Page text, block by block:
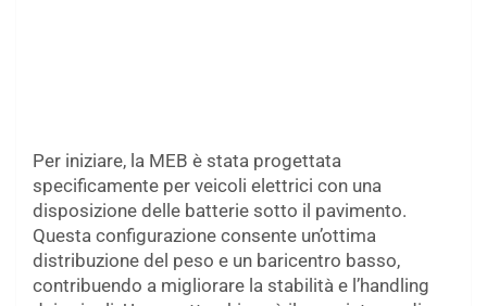
Per iniziare, la MEB è stata progettata
specificamente per veicoli elettrici con una
disposizione delle batterie sotto il pavimento.
Questa configurazione consente un’ottima
distribuzione del peso e un baricentro basso,
contribuendo a migliorare la stabilità e l’handling